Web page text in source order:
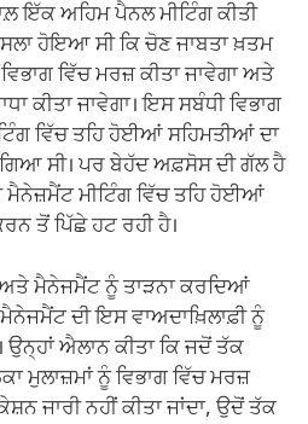
ਇੱਕ ਅਹਿਮ ਪੈਨਲ ਮੀਟਿੰਗ ਕੀਤੀ
ਹੋਇਆ ਸੀ ਕਿ ਚੋਣ ਜਾਬਤਾ ਖ਼ਤਮ
ਵਿੱਚ ਮਰਜ਼ ਕੀਤਾ ਜਾਵੇਗਾ ਅਤੇ
ਕੀਤਾ ਜਾਵੇਗਾ। ਇਸ ਸਬੰਧੀ ਵਿਭਾਗ
ਵਿੱਚ ਤਹਿ ਹੋਈਆਂ ਸਹਿਮਤੀਆਂ ਦਾ
ਗਿਆ ਸੀ। ਪਰ ਬੇਹੱਦ ਅਫ਼ਸੋਸ ਦੀ ਗੱਲ ਹੈ
ਮੈਨੇਜ਼ਮੈਂਟ ਮੀਟਿੰਗ ਵਿੱਚ ਤਹਿ ਹੋਈਆਂ
ਤੋਂ ਪਿੱਛੇ ਹਟ ਰਹੀ ਹੈ।
ਮੈਨੇਜਮੈਂਟ ਨੂੰ ਤਾੜਨਾ ਕਰਦਿਆਂ
ਦੀ ਇਸ ਵਾਅਦਾਖ਼ਿਲਾਫ਼ੀ ਨੂੰ
ਉਨ੍ਹਾਂ ਐਲਾਨ ਕੀਤਾ ਕਿ ਜਦੋਂ ਤੱਕ
ਮੁਲਾਜ਼ਮਾਂ ਨੂੰ ਵਿਭਾਗ ਵਿੱਚ ਮਰਜ਼
ਜਾਰੀ ਨਹੀਂ ਕੀਤਾ ਜਾਂਦਾ, ਉਦੋਂ ਤੱਕ